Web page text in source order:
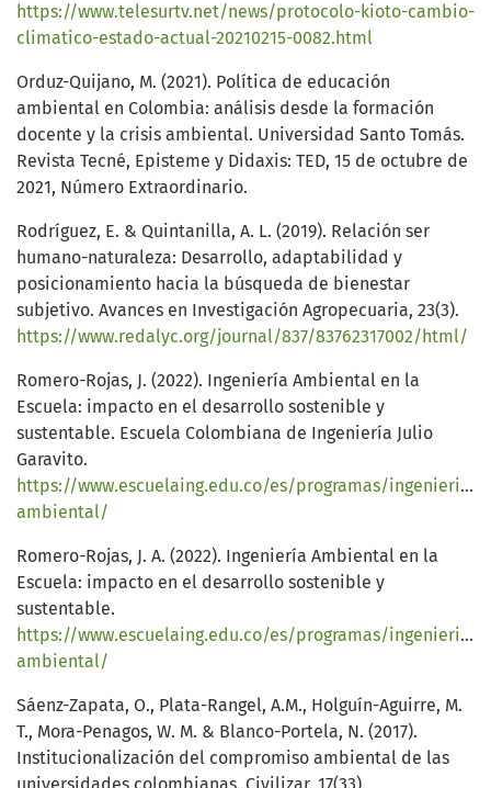
https://www.telesurtv.net/news/protocolo-kioto-cambio-
climatico-estado-actual-20210215-0082.html
Orduz-Quijano, M. (2021). Política de educación
ambiental en Colombia: análisis desde la formación
docente y la crisis ambiental. Universidad Santo Tomás.
Revista Tecné, Episteme y Didaxis: TED, 15 de octubre de
2021, Número Extraordinario.
Rodríguez, E. & Quintanilla, A. L. (2019). Relación ser
humano-naturaleza: Desarrollo, adaptabilidad y
posicionamiento hacia la búsqueda de bienestar
subjetivo. Avances en Investigación Agropecuaria, 23(3).
https://www.redalyc.org/journal/837/83762317002/html/
Romero-Rojas, J. (2022). Ingeniería Ambiental en la
Escuela: impacto en el desarrollo sostenible y
sustentable. Escuela Colombiana de Ingeniería Julio
Garavito.
https://www.escuelaing.edu.co/es/programas/ingenieria-
ambiental/
Romero-Rojas, J. A. (2022). Ingeniería Ambiental en la
Escuela: impacto en el desarrollo sostenible y
sustentable.
https://www.escuelaing.edu.co/es/programas/ingenieria-
ambiental/
Sáenz-Zapata, O., Plata-Rangel, A.M., Holguín-Aguirre, M.
T., Mora-Penagos, W. M. & Blanco-Portela, N. (2017).
Institucionalización del compromiso ambiental de las